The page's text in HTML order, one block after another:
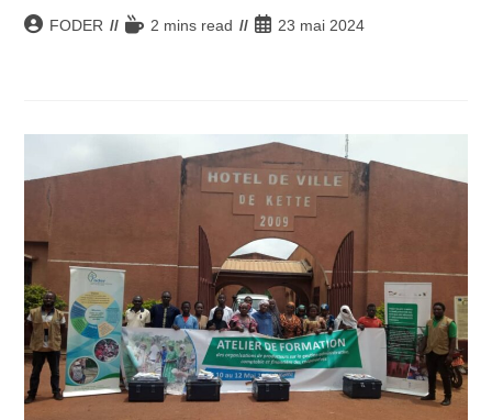
Auteur/autrice
FODER
Temps2 mins read
Publication
23 mai 2024